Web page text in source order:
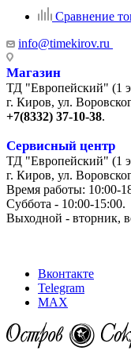
Сравнение
info@timekirov.ru
Магазин
ТД "Европейский" (1
г. Киров, ул.
+7(8332) 37-10-38.
Сервисный центр
ТД "Европейский" (1
г. Киров, ул.
Время работы: 10:00-
Суббота - 10:00-15:00.
Выходной - вторник,
Вконтакте
Telegram
MAX